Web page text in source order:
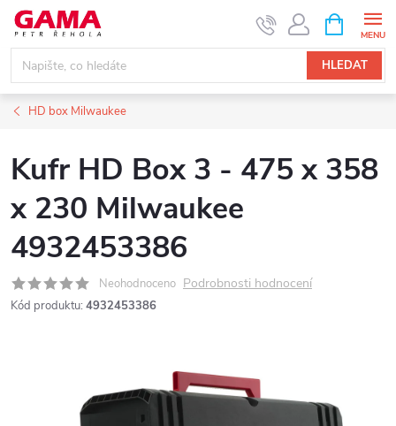
Přejít
obsah
HLEDAT
NÁKUPNÍ
KOŠÍK
HD box Milwaukee
Kufr HD Box 3 - 475 x 358
x 230 Milwaukee
4932453386
Neohodnoceno Podrobnosti hodnocení
Kód produktu: 4932453386